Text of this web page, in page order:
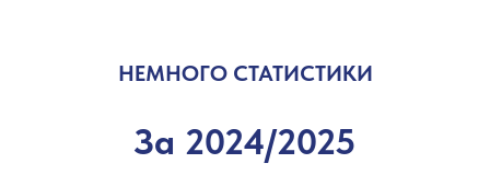
НЕМНОГО СТАТИСТИКИ
За 2024/2025